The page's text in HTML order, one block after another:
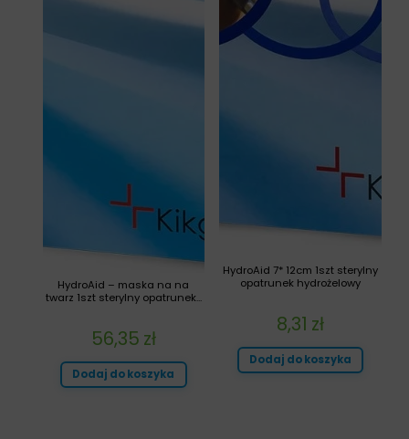
HydroAid 7* 12cm 1szt sterylny
opatrunek hydrożelowy
8,31 zł
Dodaj do koszyka
HydroAid – maska na na
twarz 1szt sterylny opatrunek...
56,35 zł
Dodaj do koszyka